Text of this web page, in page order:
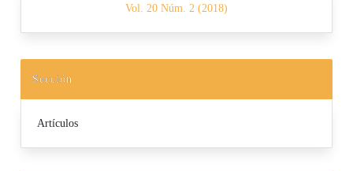
Vol. 20 Núm. 2 (2018)
Sección
Artículos